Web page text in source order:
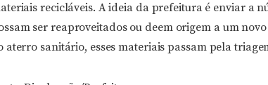
recicláveis. A ideia da prefeitura é enviar a
ser reaproveitados ou deem origem a um
aterro sanitário, esses materiais passam pela